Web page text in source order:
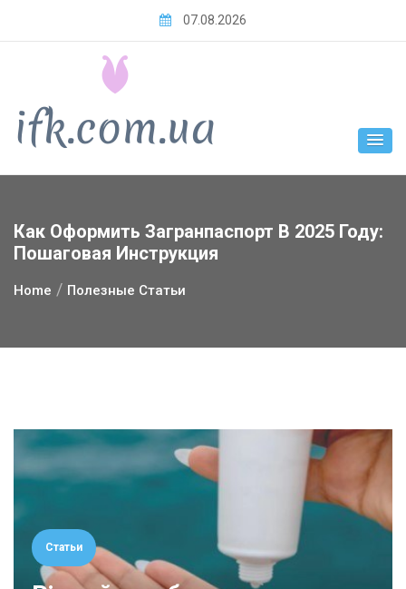
07.08.2026
Как Оформить Загранпаспорт В 2025 Году:
Пошаговая Инструкция
Home Полезные Статьи
Статьи